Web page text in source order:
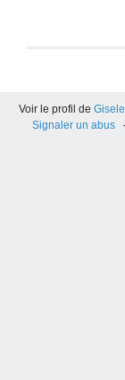
Voir le profil de Gisele
Signaler un abus